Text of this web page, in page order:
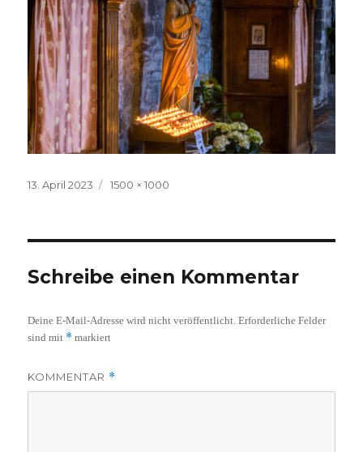
Veröffentlicht
13. April 2023
Volle
1500 × 1000
Schreibe einen Kommentar
Deine E-Mail-Adresse wird nicht veröffentlicht. Erforderliche Felder
sind mit * markiert
KOMMENTAR *